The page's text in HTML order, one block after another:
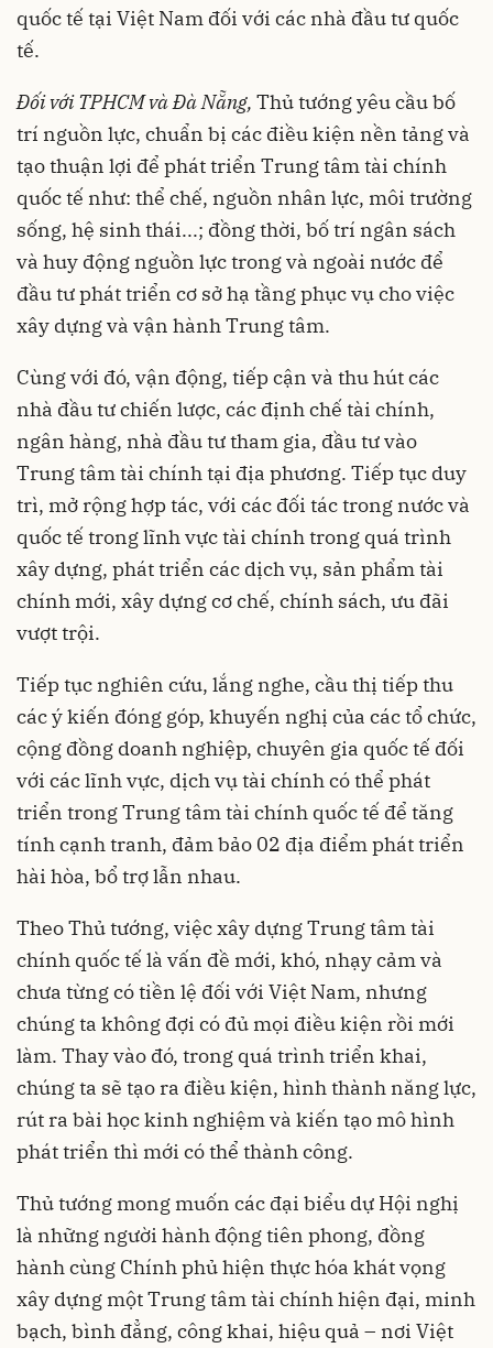
quốc tế tại Việt Nam đối với các nhà đầu tư quốc
tế.
Đối với TPHCM và Đà Nẵng, Thủ tướng yêu cầu bố
trí nguồn lực, chuẩn bị các điều kiện nền tảng và
tạo thuận lợi để phát triển Trung tâm tài chính
quốc tế như: thể chế, nguồn nhân lực, môi trường
sống, hệ sinh thái...; đồng thời, bố trí ngân sách
và huy động nguồn lực trong và ngoài nước để
đầu tư phát triển cơ sở hạ tầng phục vụ cho việc
xây dựng và vận hành Trung tâm.
Cùng với đó, vận động, tiếp cận và thu hút các
nhà đầu tư chiến lược, các định chế tài chính,
ngân hàng, nhà đầu tư tham gia, đầu tư vào
Trung tâm tài chính tại địa phương. Tiếp tục duy
trì, mở rộng hợp tác, với các đối tác trong nước và
quốc tế trong lĩnh vực tài chính trong quá trình
xây dựng, phát triển các dịch vụ, sản phẩm tài
chính mới, xây dựng cơ chế, chính sách, ưu đãi
vượt trội.
Tiếp tục nghiên cứu, lắng nghe, cầu thị tiếp thu
các ý kiến đóng góp, khuyến nghị của các tổ chức,
cộng đồng doanh nghiệp, chuyên gia quốc tế đối
với các lĩnh vực, dịch vụ tài chính có thể phát
triển trong Trung tâm tài chính quốc tế để tăng
tính cạnh tranh, đảm bảo 02 địa điểm phát triển
hài hòa, bổ trợ lẫn nhau.
Theo Thủ tướng, việc xây dựng Trung tâm tài
chính quốc tế là vấn đề mới, khó, nhạy cảm và
chưa từng có tiền lệ đối với Việt Nam, nhưng
chúng ta không đợi có đủ mọi điều kiện rồi mới
làm. Thay vào đó, trong quá trình triển khai,
chúng ta sẽ tạo ra điều kiện, hình thành năng lực,
rút ra bài học kinh nghiệm và kiến tạo mô hình
phát triển thì mới có thể thành công.
Thủ tướng mong muốn các đại biểu dự Hội nghị
là những người hành động tiên phong, đồng
hành cùng Chính phủ hiện thực hóa khát vọng
xây dựng một Trung tâm tài chính hiện đại, minh
bạch, bình đẳng, công khai, hiệu quả – nơi Việt